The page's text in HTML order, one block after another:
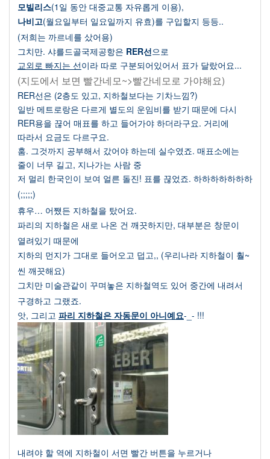
모빌리스(1 일 동안 대중교통 자유롭게 이용),
나비고(월요일부터 일요일까지 유효)를 구입할지 등등..
(저희는 까르네를 샀어용)
그치만. 샤를드골국제공항은 RER선으로
교외로 빠지는 선이라 따로 구분되어있어서 표가 달랐어요...
(지도에서 보면 빨간네모~>빨간네모로 가야해요)
RER선은 (2층도 있고, 지하철보다는 기차느낌?)
일반 메트로랑은 다르게 별도의 운임비를 받기 때문에 다시
RER용을 끊어 매표를 하고 들어가야 하더라구요. 거리에
따라서 요금도 다르구요.
훔. 그것까지 공부해서 갔어야 하는데 실수였죠. 매표소에는
줄이 너무 길고, 지나가는 사람 중
저 멀리 한국인이 보여 얼른 돌진! 표를 끊었죠. 하하하하하하하
(;;;;;)
휴우… 어쨌든 지하철을 탔어요.
파리의 지하철은 새로 나온 건 깨끗하지만, 대부분은 창문이
열려있기 때문에
지하의 먼지가 그대로 들어오고 덥고,, (우리나라 지하철이 훨~
씬 깨끗해요)
그치만 미술관같이 꾸며놓은 지하철역도 있어 중간에 내려서
구경하고 그랬죠.
앗, 그리고 파리 지하철은 자동문이 아니예요-_- !!!
내려야 할 역에 지하철이 서면 빨간 버튼을 누르거나